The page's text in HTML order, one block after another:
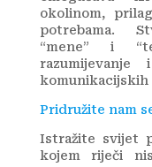
okolinom,
potrebama.
“mene” i
komunikacijskih
Pridružite nam
Istražite svijet
kojem riječi